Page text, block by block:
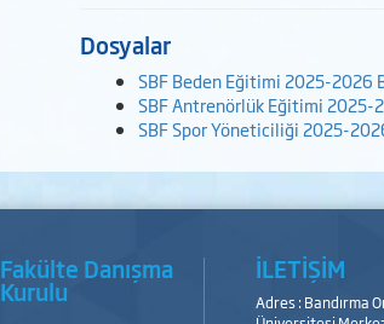
Dosyalar
SBF Beden Eğitimi 2025-2026
SBF Antrenörlük Eğitimi 2025-
SBF Spor Yöneticiliği 2025-
Fakülte Danışma
Kurulu
İLETİŞİM
Adres : Bandırma